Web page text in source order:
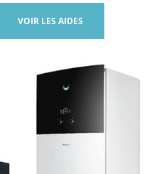
VOIR LES AIDES